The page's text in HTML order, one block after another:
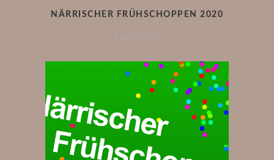
NÄRRISCHER FRÜHSCHOPPEN 2020